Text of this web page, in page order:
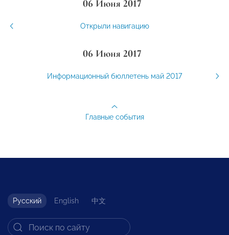
06 Июня 2017
Открыли навигацию
06 Июня 2017
Информационный бюллетень май 2017
Главные события
Русский English 中文